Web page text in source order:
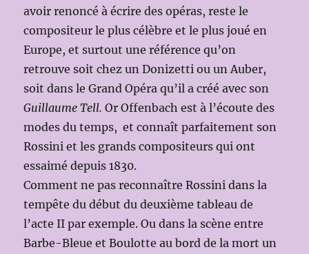
avoir renoncé à écrire des opéras, reste le
compositeur le plus célèbre et le plus joué en
Europe, et surtout une référence qu’on
retrouve soit chez un Donizetti ou un Auber,
soit dans le Grand Opéra qu’il a créé avec son
Guillaume Tell. Or Offenbach est à l’écoute des
modes du temps, et connaît parfaitement son
Rossini et les grands compositeurs qui ont
essaimé depuis 1830.
Comment ne pas reconnaître Rossini dans la
tempête du début du deuxième tableau de
l’acte II par exemple. Ou dans la scène entre
Barbe-Bleue et Boulotte au bord de la mort un